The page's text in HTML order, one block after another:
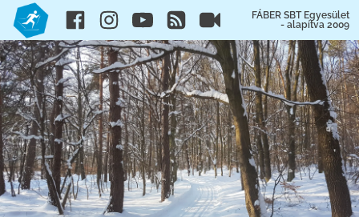
FÁBER SBT Egyesület
- alapítva 2009